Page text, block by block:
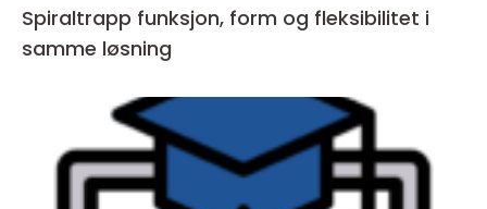
Spiraltrapp funksjon, form og fleksibilitet i
samme løsning